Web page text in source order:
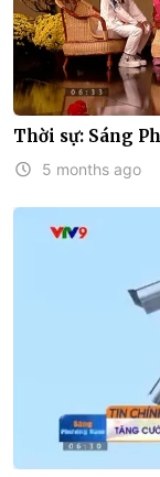
Thời sự: Sáng
5 months ago